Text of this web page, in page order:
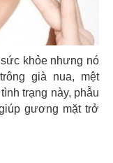
khỏe nhưng nó
già nua, mệt
trạng này, phẫu
gương mặt trở